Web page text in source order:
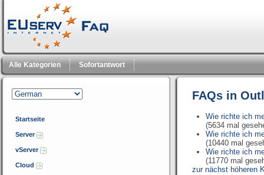
Alle Kategorien Sofortantwort
Startseite
Server
vServer
Cloud
FAQs in
Wie richte ich
(5634 mal
Wie richte ich
(10440 mal
Wie richte ich
(11770 mal
zur nächst höheren